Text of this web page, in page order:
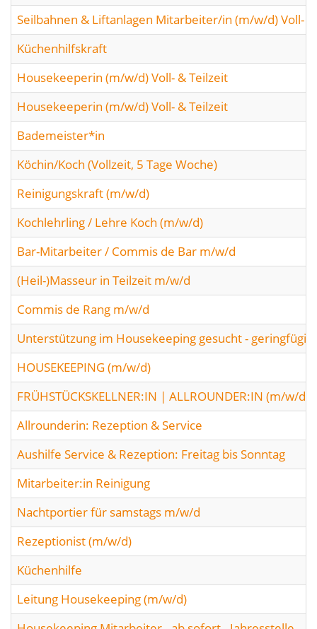
Seilbahnen & Liftanlagen Mitarbeiter/in (m/w/d) Voll-
Küchenhilfskraft
Housekeeperin (m/w/d) Voll- & Teilzeit
Housekeeperin (m/w/d) Voll- & Teilzeit
Bademeister*in
Köchin/Koch (Vollzeit, 5 Tage Woche)
Reinigungskraft (m/w/d)
Kochlehrling / Lehre Koch (m/w/d)
Bar-Mitarbeiter / Commis de Bar m/w/d
(Heil-)Masseur in Teilzeit m/w/d
Commis de Rang m/w/d
Unterstützung im Housekeeping gesucht - geringfügig
HOUSEKEEPING (m/w/d)
FRÜHSTÜCKSKELLNER:IN | ALLROUNDER:IN (m/w/
Allrounderin: Rezeption & Service
Aushilfe Service & Rezeption: Freitag bis Sonntag
Mitarbeiter:in Reinigung
Nachtportier für samstags m/w/d
Rezeptionist (m/w/d)
Küchenhilfe
Leitung Housekeeping (m/w/d)